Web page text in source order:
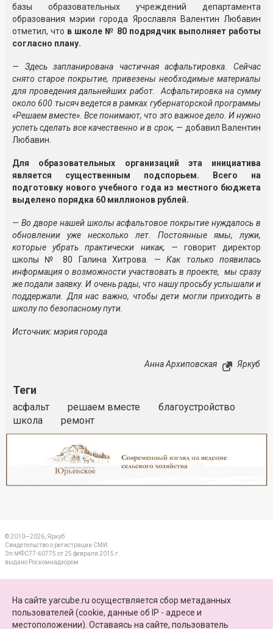
базы образовательных учреждений департамента
образования мэрии города Ярославля Валентин Любавин
отметил, что в школе № 80 подрядчик выполняет работы
согласно плану.
— Здесь запланирована частичная асфальтировка. Сейчас
снято старое покрытие, привезены необходимые материалы
для проведения дальнейших работ. Асфальтировка на сумму
около 600 тысяч ведется в рамках губернаторской программы
«Решаем вместе». Все понимают, что это важное дело. И нужно
успеть сделать все качественно и в срок, — добавил Валентин
Любавин.
Для образовательных организаций эта инициатива
является существенным подспорьем. Всего на
подготовку нового учебного года из местного бюджета
выделено порядка 60 миллионов рублей.
— Во дворе нашей школы асфальтовое покрытие нуждалось в
обновлении уже несколько лет. Постоянные ямы, лужи,
которые убрать практически никак, — говорит директор
школы № 80 Галина Хитрова. — Как только появилась
информация о возможности участвовать в проекте, мы сразу
же подали заявку. И очень рады, что нашу просьбу услышали и
поддержали. Для нас важно, чтобы дети могли приходить в
школу по безопасному пути.
Источник: мэрия города
Анна Архиповская Яркуб
Теги
асфальт решаем вместе
благоустройство
школа
ремонт
© 2010—2026, Яркуб
Свидетельство о регистрации СМИ:
Эл №ФС77-60775 от 25 февраля 2015 г.
выдано Роскомнадзором
ПАРТНЕРЫ
На сайте yarcube.ru осуществляется сбор метаданных
пользователей (cookie, данные об IP - адресе и
местоположении). Оставаясь на сайте, пользователь